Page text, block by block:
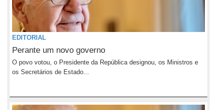
EDITORIAL
Perante um novo governo
O povo votou, o Presidente da República designou, os Ministros e
os Secretários de Estado...